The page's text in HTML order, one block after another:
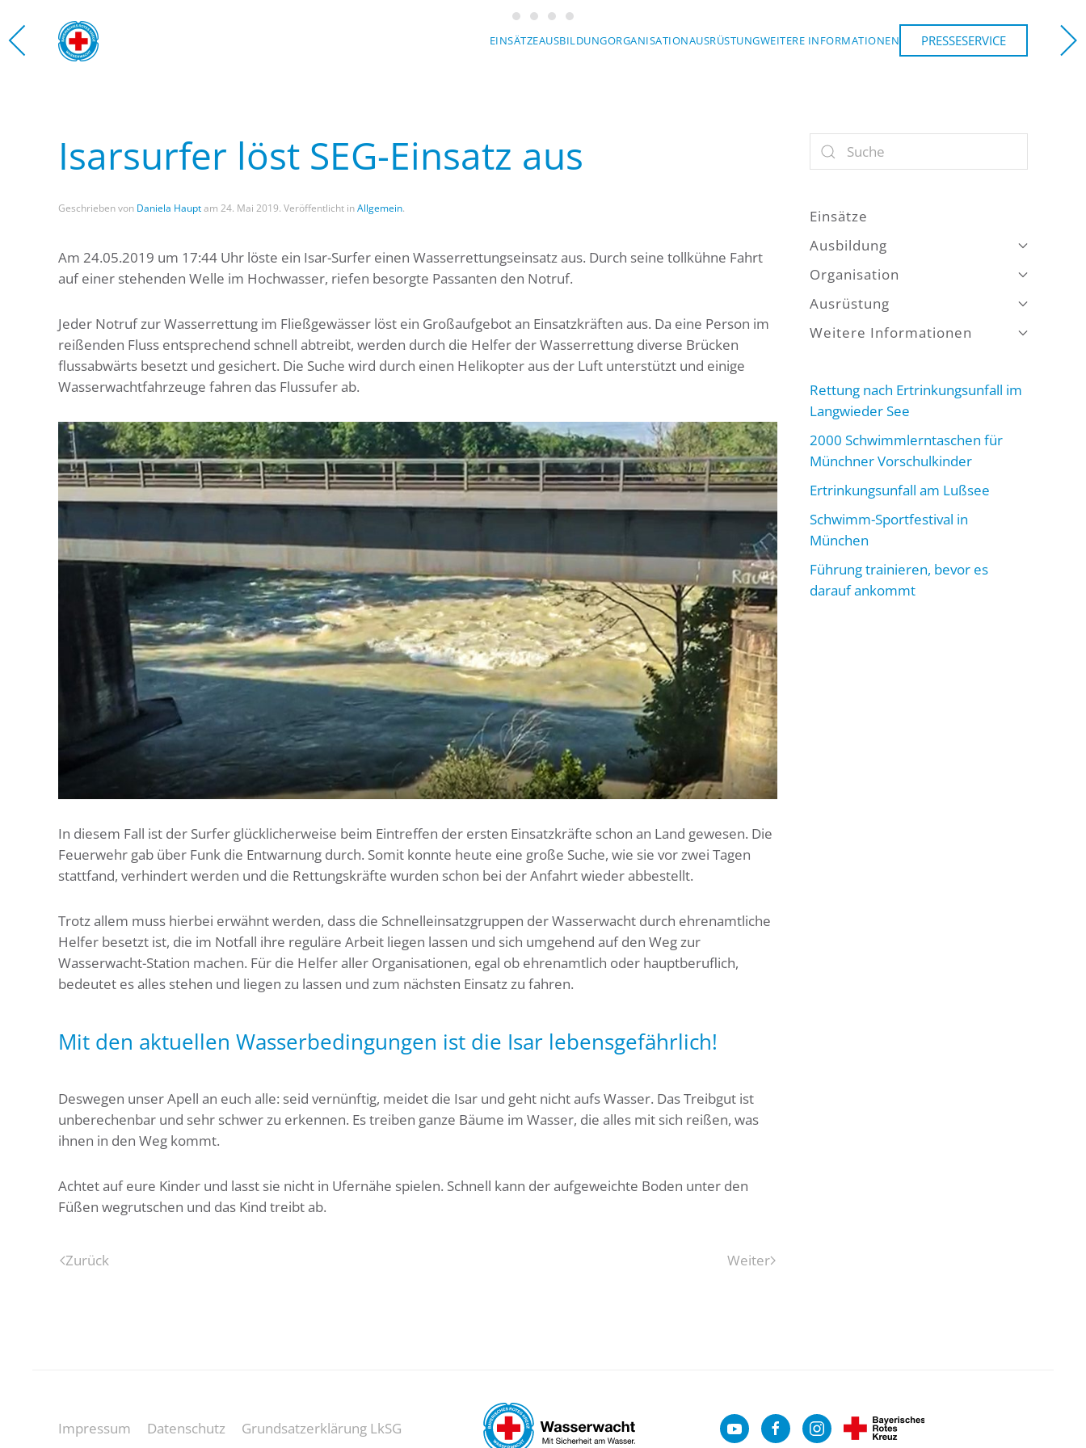
Zum Hauptinhalt springen EINSÄTZEAUSBILDUNGORGANISATIONAUSRÜSTUNGWEITERE INFORMATIONEN PRESSESERVICE
Mit Sicherheit am Wasser
Wasserwacht München
Wasserwacht München
Wasserwacht München
Isarsurfer löst SEG-Einsatz aus
Geschrieben von Daniela Hauptam 24. Mai 2019. Veröffentlicht inAllgemein.
Am 24.05.2019 um 17:44 Uhr löste ein Isar-Surfer einen Wasserrettungseinsatz aus. Durch seine tollkühne Fahrt
auf einer stehenden Welle im Hochwasser, riefen besorgte Passanten den Notruf.
Jeder Notruf zur Wasserrettung im Fließgewässer löst ein Großaufgebot an Einsatzkräften aus. Da eine Person im
reißenden Fluss entsprechend schnell abtreibt, werden durch die Helfer der Wasserrettung diverse Brücken
flussabwärts besetzt und gesichert. Die Suche wird durch einen Helikopter aus der Luft unterstützt und einige
Wasserwachtfahrzeuge fahren das Flussufer ab.
In diesem Fall ist der Surfer glücklicherweise beim Eintreffen der ersten Einsatzkräfte schon an Land gewesen. Die
Feuerwehr gab über Funk die Entwarnung durch. Somit konnte heute eine große Suche, wie sie vor zwei Tagen
stattfand, verhindert werden und die Rettungskräfte wurden schon bei der Anfahrt wieder abbestellt.
Trotz allem muss hierbei erwähnt werden, dass die Schnelleinsatzgruppen der Wasserwacht durch ehrenamtliche
Helfer besetzt ist, die im Notfall ihre reguläre Arbeit liegen lassen und sich umgehend auf den Weg zur
Wasserwacht-Station machen. Für die Helfer aller Organisationen, egal ob ehrenamtlich oder hauptberuflich,
bedeutet es alles stehen und liegen zu lassen und zum nächsten Einsatz zu fahren.
Mit den aktuellen Wasserbedingungen ist die Isar lebensgefährlich!
Deswegen unser Apell an euch alle: seid vernünftig, meidet die Isar und geht nicht aufs Wasser. Das Treibgut ist
unberechenbar und sehr schwer zu erkennen. Es treiben ganze Bäume im Wasser, die alles mit sich reißen, was
ihnen in den Weg kommt.
Achtet auf eure Kinder und lasst sie nicht in Ufernähe spielen. Schnell kann der aufgeweichte Boden unter den
Füßen wegrutschen und das Kind treibt ab.
Zurück Weiter
Einsätze
Ausbildung
Organisation
Ausrüstung
Weitere Informationen
Rettung nach Ertrinkungsunfall im
Langwieder See
2000 Schwimmlerntaschen für
Münchner Vorschulkinder
Ertrinkungsunfall am Lußsee
Schwimm-Sportfestival in
München
Führung trainieren, bevor es
darauf ankommt
Impressum Datenschutz Grundsatzerklärung LkSG